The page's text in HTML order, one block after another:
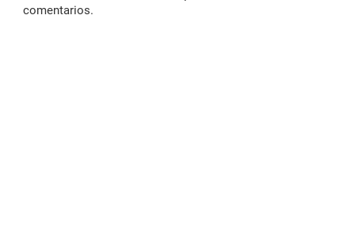
comentarios.